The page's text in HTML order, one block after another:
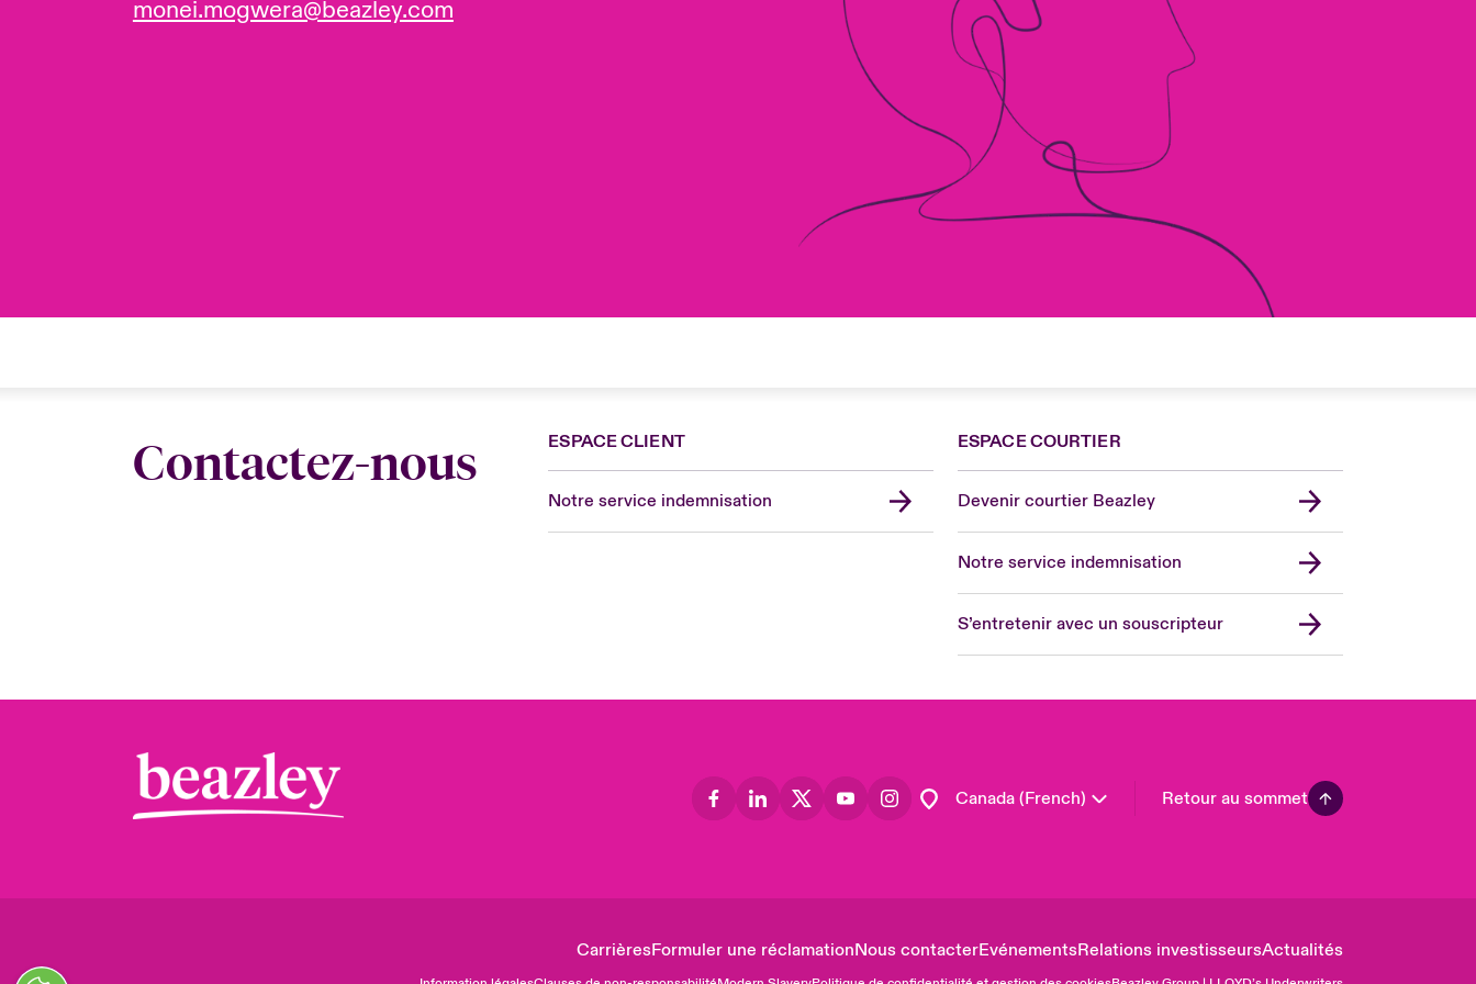
monei.mogwera@beazley.com
Contactez-nous ESPACE CLIENT
Notre service indemnisation
ESPACE COURTIER
Devenir courtier Beazley
Notre service indemnisation
S’entretenir avec un souscripteur
Canada (French)
Canada (English)
Germany
London Market
Retour au sommet
CarrièresFormuler une réclamationNous contacterEvénementsRelations investisseursActualités